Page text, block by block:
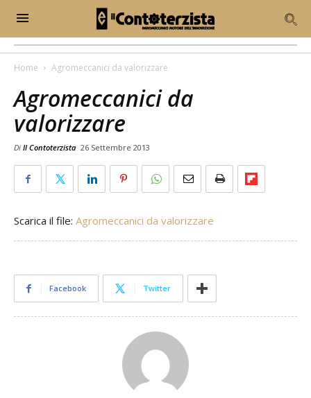
Home Agromeccanici da valorizzare
Agromeccanici da
valorizzare
Di Il Contoterzista 26 Settembre 2013
Scarica il file: Agromeccanici da valorizzare
Facebook Twitter